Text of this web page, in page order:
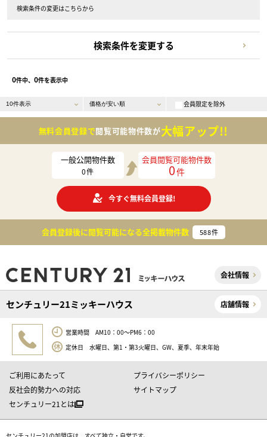
検索条件の変更はこちらから
検索条件を変更する
0件中、 0件を表示中
会員限定を除外
無料会員登録で閲覧可能物件数が大幅アップ!!
一般公開物件数
0件
会員閲覧可能物件数
0件
今すぐ無料会員登録!
会員登録後に閲覧可能になる全掲載物件数 588件
会社情報
センチュリー21ミッキーハウス 店舗情報
営業時間 AM10：00～PM6：00
定休日 水曜日、第1・第3火曜日、GW、夏季、年末年始
ご利用にあたって
プライバシーポリシー
反社会的勢力への対応
サイトマップ
センチュリー21とは